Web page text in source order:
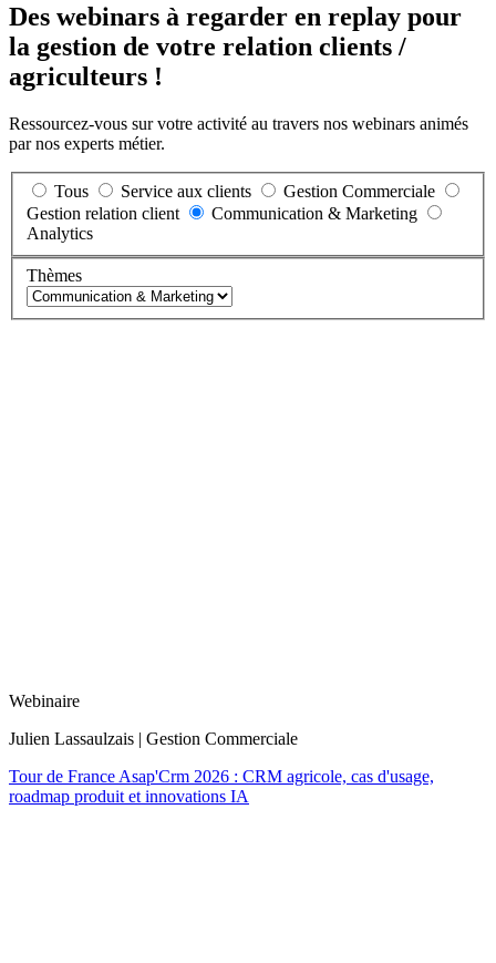
Des webinars à regarder en replay pour
la gestion de votre relation clients /
agriculteurs !
Ressourcez-vous sur votre activité au travers nos webinars animés
par nos experts métier.
Tous Service aux clients
Gestion Commerciale
Gestion relation client
Communication & Marketing
Analytics
Thèmes
Webinaire
Julien Lassaulzais | Gestion Commerciale
Tour de France Asap'Crm 2026 : CRM agricole, cas d'usage,
roadmap produit et innovations IA